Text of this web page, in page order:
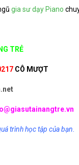
gia sư dạy Piano
TRẺ
CÔ MƯỢT
trình học tập của bạn.